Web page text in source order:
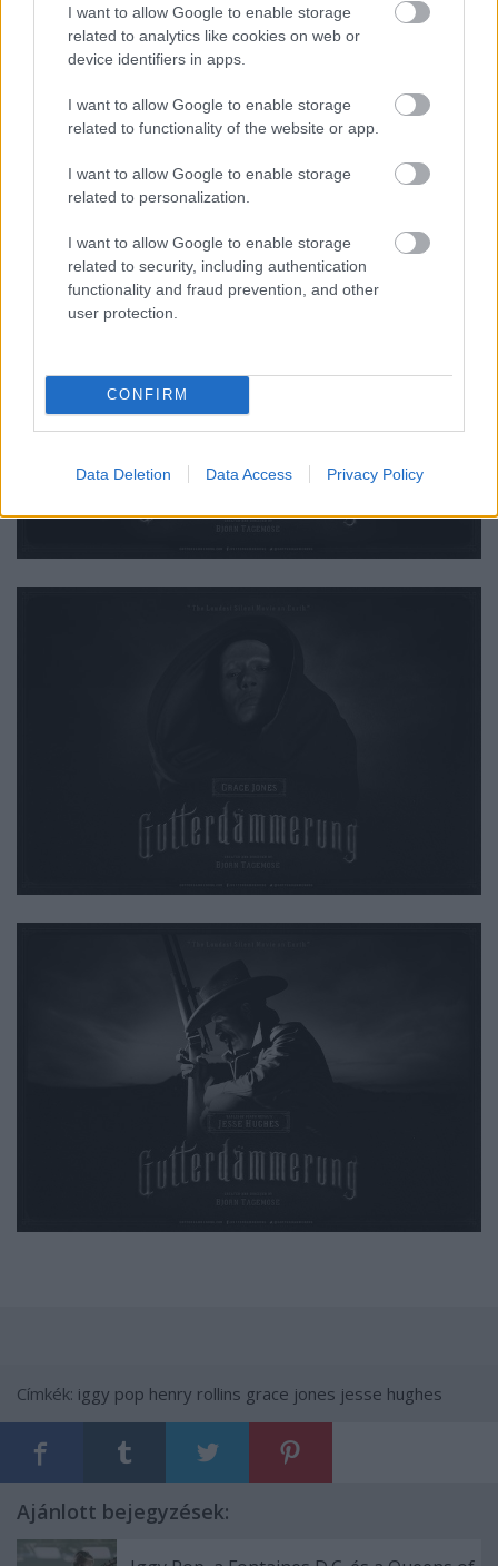
I want to allow Google to enable storage
related to analytics like cookies on web or
device identifiers in apps.
I want to allow Google to enable storage
related to functionality of the website or app.
I want to allow Google to enable storage
related to personalization.
I want to allow Google to enable storage
related to security, including authentication
functionality and fraud prevention, and other
user protection.
CONFIRM
Data Deletion Data Access Privacy Policy
Címkék: iggy pop henry rollins grace jones jesse hughes
Ajánlott bejegyzések: